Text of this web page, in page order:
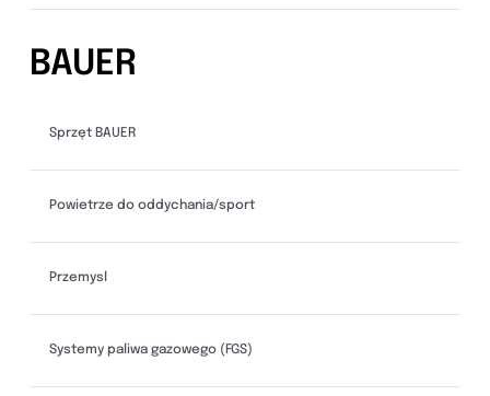
BAUER
Sprzęt BAUER
Powietrze do oddychania/sport
Przemysl
Systemy paliwa gazowego (FGS)